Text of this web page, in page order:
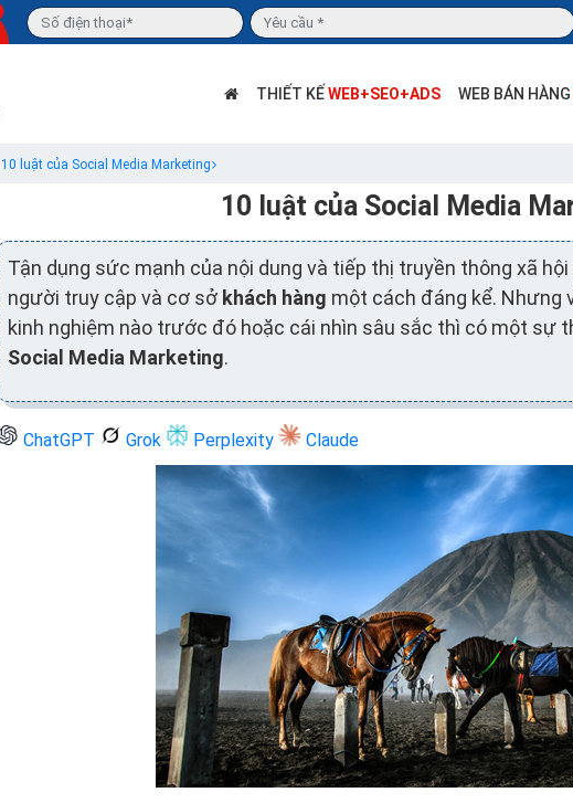
THIẾT KẾWEB+SEO+ADS WEB BÁN HÀNG
10 luật của Social Media Marketing
10 luật của Social Media
Tận dụng sức mạnh của nội dung và tiếp thị truyền thông xã
người truy cập và cơ sở khách hàng một cách đáng kể. Nhưng
kinh nghiệm nào trước đó hoặc cái nhìn sâu sắc thì có một sự
Social Media Marketing.
ChatGPT Grok Perplexity Claude